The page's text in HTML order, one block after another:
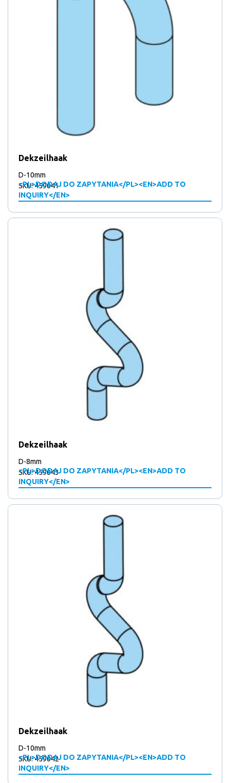
Dekzeilhaak
D-10mm
<PL>DODAJ DO ZAPYTANIA</PL><EN>ADD TO
INQUIRY</EN>
SKU: 459041
Dekzeilhaak
D-8mm
<PL>DODAJ DO ZAPYTANIA</PL><EN>ADD TO
INQUIRY</EN>
SKU: 459043
Dekzeilhaak
D-10mm
<PL>DODAJ DO ZAPYTANIA</PL><EN>ADD TO
INQUIRY</EN>
SKU: 459042